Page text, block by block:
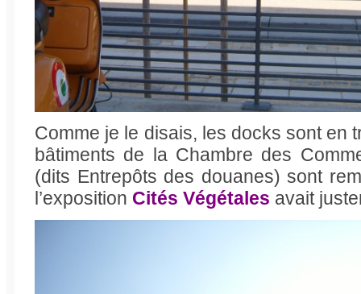
Comme je le disais, les docks sont en
bâtiments de la Chambre des
(dits Entrepôts des douanes) sont
l’exposition Cités Végétales avait